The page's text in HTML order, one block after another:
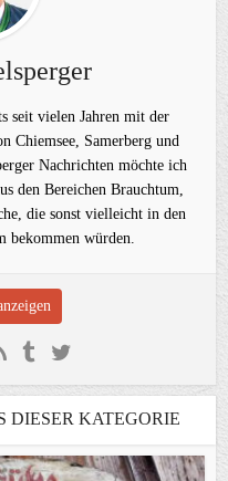
seit vielen Jahren mit der
Chiemsee, Samerberg und
Nachrichten möchte ich
den Bereichen Brauchtum,
die sonst vielleicht in den
bekommen würden.
DIESER KATEGORIE